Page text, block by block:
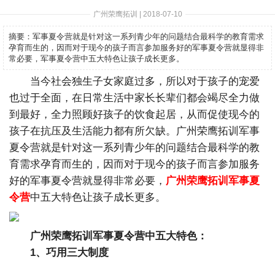
广州荣鹰拓训 | 2018-07-10
摘要： 军事夏令营就是针对这一系列青少年的问题结合最科学的教育需求
孕育而生的，因而对于现今的孩子而言参加服务好的军事夏令营就显得非
常必要，军事夏令营中五大特色让孩子成长更多。
当今社会独生子女家庭过多，所以对于孩子的宠爱
也过于全面，在日常生活中家长长辈们都会竭尽全力做
到最好，全力照顾好孩子的饮食起居，从而促使现今的
孩子在抗压及生活能力都有所欠缺。广州荣鹰拓训军事
夏令营就是针对这一系列青少年的问题结合最科学的教
育需求孕育而生的，因而对于现今的孩子而言参加服务
好的军事夏令营就显得非常必要， 广州荣鹰拓训军事夏
令营中五大特色让孩子成长更多。
广州荣鹰拓训军事夏令营中五大特色：
1、巧用三大制度